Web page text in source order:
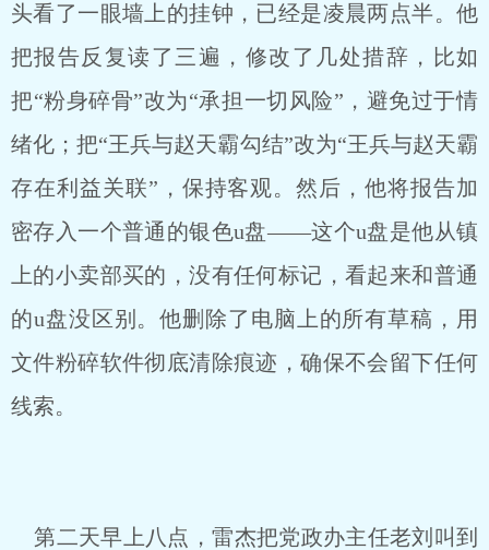
头看了一眼墙上的挂钟，已经是凌晨两点半。他
把报告反复读了三遍，修改了几处措辞，比如
把“粉身碎骨”改为“承担一切风险”，避免过于情
绪化；把“王兵与赵天霸勾结”改为“王兵与赵天霸
存在利益关联”，保持客观。然后，他将报告加
密存入一个普通的银色u盘——这个u盘是他从镇
上的小卖部买的，没有任何标记，看起来和普通
的u盘没区别。他删除了电脑上的所有草稿，用
文件粉碎软件彻底清除痕迹，确保不会留下任何
线索。
第二天早上八点，雷杰把党政办主任老刘叫到